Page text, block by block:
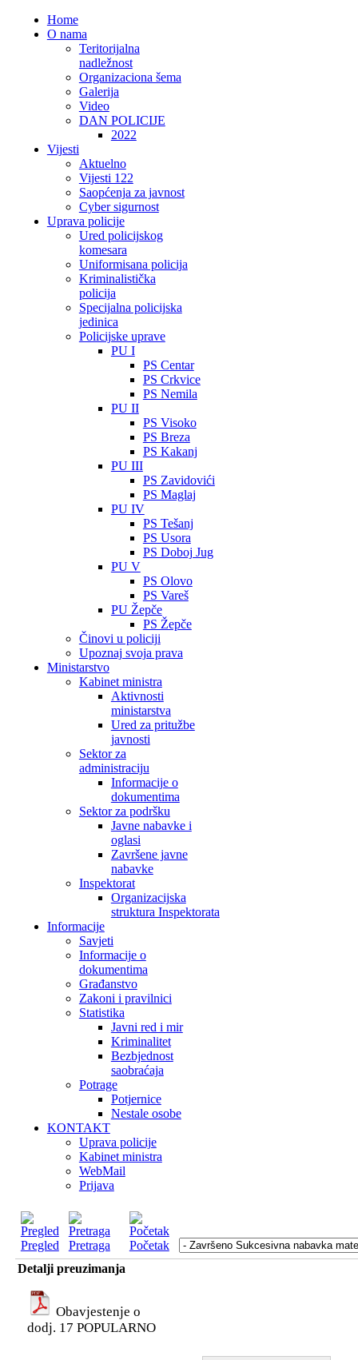
Home
O nama
Teritorijalna
nadležnost
Organizaciona šema
Galerija
Video
DAN POLICIJE
2022
Vijesti
Aktuelno
Vijesti 122
Saopćenja za javnost
Cyber sigurnost
Uprava policije
Ured policijskog
komesara
Uniformisana policija
Kriminalistička
policija
Specijalna policijska
jedinica
Policijske uprave
PU I
PS Centar
PS Crkvice
PS Nemila
PU II
PS Visoko
PS Breza
PS Kakanj
PU III
PS Zavidovići
PS Maglaj
PU IV
PS Tešanj
PS Usora
PS Doboj Jug
PU V
PS Olovo
PS Vareš
PU Žepče
PS Žepče
Činovi u policiji
Upoznaj svoja prava
Ministarstvo
Kabinet ministra
Aktivnosti
ministarstva
Ured za pritužbe
javnosti
Sektor za
administraciju
Informacije o
dokumentima
Sektor za podršku
Javne nabavke i
oglasi
Završene javne
nabavke
Inspektorat
Organizacijska
struktura Inspektorata
Informacije
Savjeti
Informacije o
dokumentima
Građanstvo
Zakoni i pravilnici
Statistika
Javni red i mir
Kriminalitet
Bezbjednost
saobraćaja
Potrage
Potjernice
Nestale osobe
KONTAKT
Uprava policije
Kabinet ministra
WebMail
Prijava
Pregled Pretraga
Početak
Detalji preuzimanja
Obavjestenje o
dodj. 17 POPULARNO